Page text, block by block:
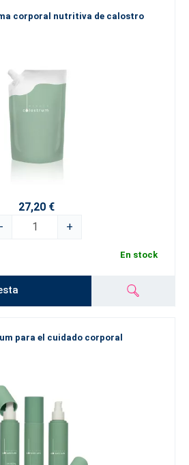
corporal nutritiva de calostro
27,20 €
-
+
En stock
para el cuidado corporal